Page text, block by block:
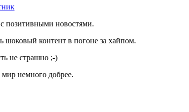
позитивными новостями.
шоковый контент в погоне за хайпом.
не страшно ;-)
немного добрее.